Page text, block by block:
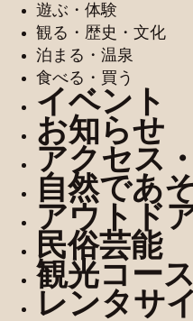
遊ぶ・体験
観る・歴史・文化
泊まる・温泉
食べる・買う
イベント
お知らせ
アクセス
自然であ
アウトド
民俗芸能
観光コース
レンタサ